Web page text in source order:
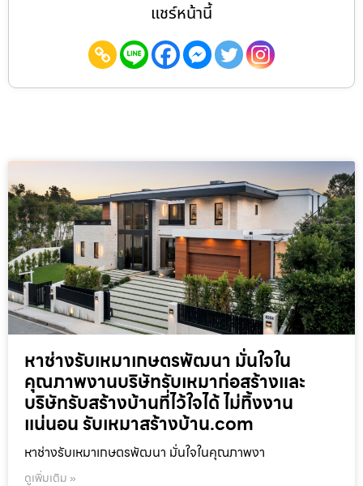
แชร์หน้านี้
หาช่างรับเหมาเกษตรพัฒนา มั่นใจใน
คุณภาพงานบริษัทรับเหมาก่อสร้างและ
บริษัทรับสร้างบ้านที่ไว้ใจได้ ไม่ทิ้งงาน
แน่นอน รับเหมาสร้างบ้าน.com
หาช่างรับเหมาเกษตรพัฒนา มั่นใจในคุณภาพงา
ดูเพิ่มเติม »